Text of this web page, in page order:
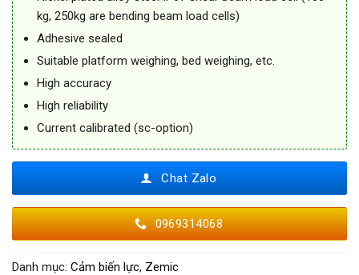
kg, 250kg are bending beam load cells)
Adhesive sealed
Suitable platform weighing, bed weighing, etc.
High accuracy
High reliability
Current calibrated (sc-option)
Chat Zalo
0969314068
Danh mục: Cảm biến lực, Zemic